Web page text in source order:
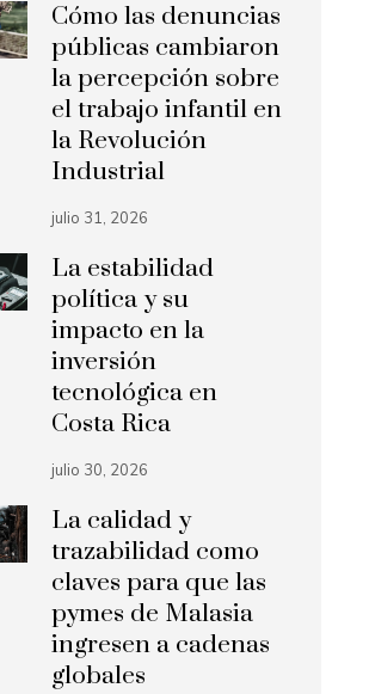
Cómo las denuncias
públicas cambiaron
la percepción sobre
el trabajo infantil en
la Revolución
Industrial
julio 31, 2026
La estabilidad
política y su
impacto en la
inversión
tecnológica en
Costa Rica
julio 30, 2026
La calidad y
trazabilidad como
claves para que las
pymes de Malasia
ingresen a cadenas
globales